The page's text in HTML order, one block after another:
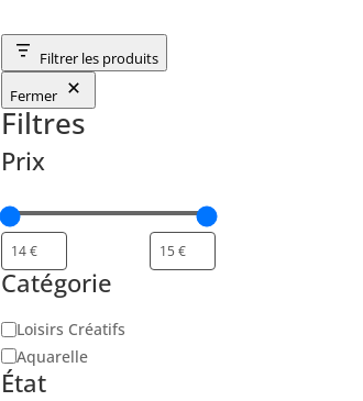
Filtrer les produits
Fermer
Filtres
Prix
Catégorie
Catégorie
Loisirs Créatifs
Aquarelle
État